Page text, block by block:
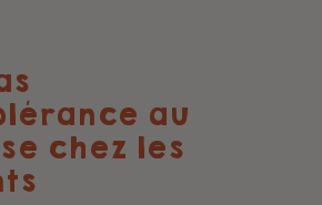
au
chez les